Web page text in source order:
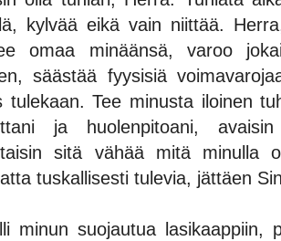
kylvää eikä vain niittää.
omaa minäänsä, varoo
säästää fyysisiä
tulekaan. Tee minusta iloinen
ja huolenpitoani,
sitä vähää mitä minulla
tuskallisesti tulevia, jättäen
minun suojautua lasikaappiin,